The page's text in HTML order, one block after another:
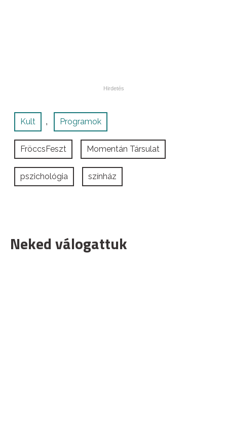
Kult , Programok
FröccsFeszt Momentán Társulat
pszichológia színház
Neked válogattuk